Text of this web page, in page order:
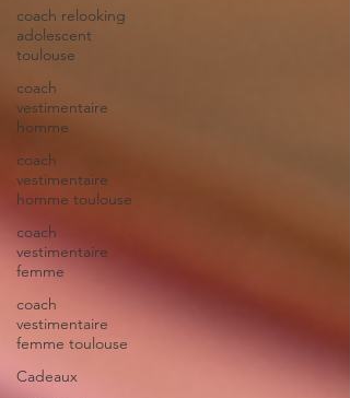
coach relooking
adolescent
toulouse
coach
vestimentaire
homme
coach
vestimentaire
homme toulouse
coach
vestimentaire
femme
coach
vestimentaire
femme toulouse
Cadeaux